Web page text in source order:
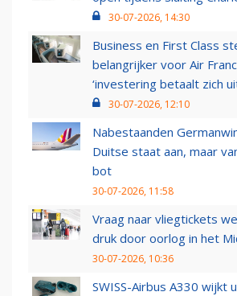
30-07-2026, 14:30
Business en First Class
belangrijker voor Air
‘investering betaalt zich
30-07-2026, 12:10
Nabestaanden
Duitse staat aan, maar
bot
30-07-2026, 11:58
Vraag naar vliegtickets
druk door oorlog in het
30-07-2026, 10:36
SWISS-Airbus A330 wijkt